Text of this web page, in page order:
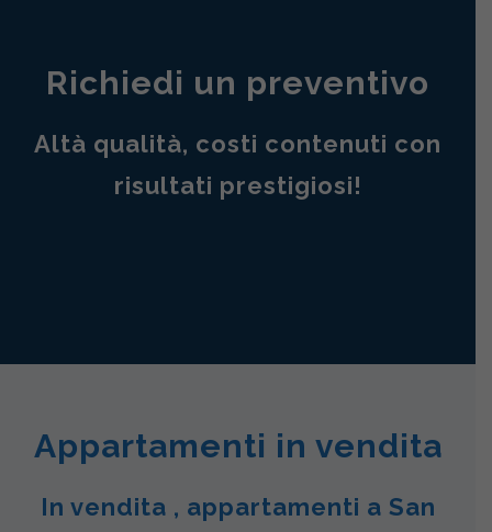
Richiedi un preventivo
Altà qualità, costi contenuti con
risultati prestigiosi!
Appartamenti in vendita
In vendita , appartamenti a San